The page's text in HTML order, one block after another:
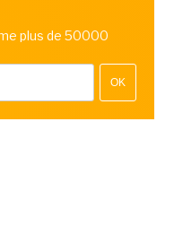
plus de 50000
OK